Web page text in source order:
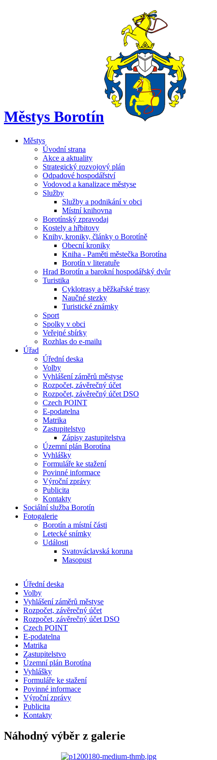
Městys Borotín
Městys
Úvodní strana
Akce a aktuality
Strategický rozvojový plán
Odpadové hospodářství
Vodovod a kanalizace městyse
Služby
Služby a podnikání v obci
Místní knihovna
Borotínský zpravodaj
Kostely a hřbitovy
Knihy, kroniky, články o Borotíně
Obecní kroniky
Kniha - Paměti městečka Borotína
Borotín v literatuře
Hrad Borotín a barokní hospodářský dvůr
Turistika
Cyklotrasy a běžkařské trasy
Naučné stezky
Turistické známky
Sport
Spolky v obci
Veřejné sbírky
Rozhlas do e-mailu
Úřad
Úřední deska
Volby
Vyhlášení záměrů městyse
Rozpočet, závěrečný účet
Rozpočet, závěrečný účet DSO
Czech POINT
E-podatelna
Matrika
Zastupitelstvo
Zápisy zastupitelstva
Územní plán Borotína
Vyhlášky
Formuláře ke stažení
Povinné informace
Výroční zprávy
Publicita
Kontakty
Sociální služba Borotín
Fotogalerie
Borotín a místní části
Letecké snímky
Události
Svatováclavská koruna
Masopust
Úřední deska
Volby
Vyhlášení záměrů městyse
Rozpočet, závěrečný účet
Rozpočet, závěrečný účet DSO
Czech POINT
E-podatelna
Matrika
Zastupitelstvo
Územní plán Borotína
Vyhlášky
Formuláře ke stažení
Povinné informace
Výroční zprávy
Publicita
Kontakty
Náhodný výběr z galerie